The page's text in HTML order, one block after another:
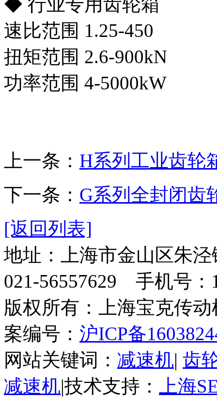
速比范围 1.25-450
扭矩范围 2.6-900kN
功率范围 4-5000kW
上一条： H系列工业齿轮
下一条： G系列全封闭齿
[返回列表]
地址：上海市金山区朱
021-56557629 手机号：
版权所有：上海宝克
案编号： 沪ICP备
网站关键词： 减速机| 齿
减速机|技术支持： 上海